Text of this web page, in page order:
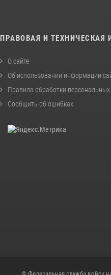
ПРАВОВАЯ И ТЕХНИЧЕСКАЯ
О сайте
Об использовании информации
Правила обработки
Сообщить об ошибках